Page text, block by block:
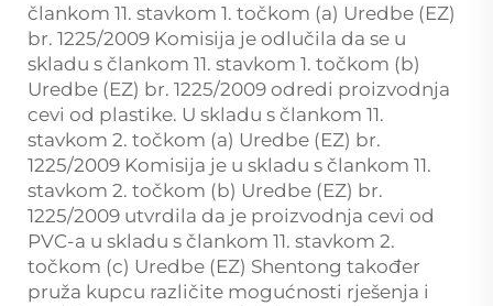
člankom 11. stavkom 1. točkom (a) Uredbe (EZ)
br. 1225/2009 Komisija je odlučila da se u
skladu s člankom 11. stavkom 1. točkom (b)
Uredbe (EZ) br. 1225/2009 odredi proizvodnja
cevi od plastike. U skladu s člankom 11.
stavkom 2. točkom (a) Uredbe (EZ) br.
1225/2009 Komisija je u skladu s člankom 11.
stavkom 2. točkom (b) Uredbe (EZ) br.
1225/2009 utvrdila da je proizvodnja cevi od
PVC-a u skladu s člankom 11. stavkom 2.
točkom (c) Uredbe (EZ) Shentong također
pruža kupcu različite mogućnosti rješenja i